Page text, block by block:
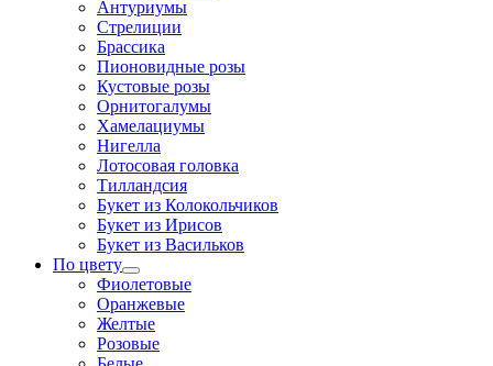
Антуриумы
Стрелиции
Брассика
Пионовидные розы
Кустовые розы
Орнитогалумы
Хамелациумы
Нигелла
Лотосовая головка
Тилландсия
Букет из Колокольчиков
Букет из Ирисов
Букет из Васильков
По цвету
Фиолетовые
Оранжевые
Желтые
Розовые